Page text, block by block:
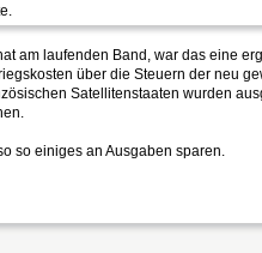
am laufenden Band, war das eine
über die Steuern der neu
Satellitenstaaten wurden
so einiges an Ausgaben sparen.